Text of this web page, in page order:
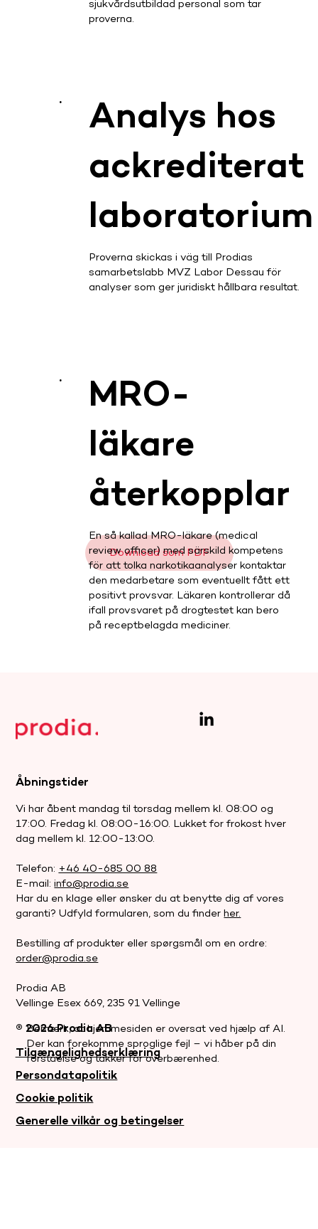
Download som PDF
sjukvårdsutbildad personal som tar
proverna.
.
Analys hos
ackrediterat
laboratorium
Proverna skickas i väg till Prodias
samarbetslabb MVZ Labor Dessau för
analyser som ger juridiskt hållbara resultat.
.
MRO-
läkare
återkopplar
En så kallad MRO-läkare (medical
review officer) med särskild kompetens
för att tolka narkotikaanalyser kontaktar
den medarbetare som eventuellt fått ett
positivt provsvar. Läkaren kontrollerar då
ifall provsvaret på drogtestet kan bero
på receptbelagda mediciner.
Stöd för
Om resultaten har upptäckt ett
pågående missbruk hjälper vi dig som
arbetsgivare med rekommendationer
behandling.
. Support
Genom hela processen finns vi på
Prodia med er för att svara på
era frågor och ge stöd.
® 2026 Prodia AB
Persondatapolitik
Cookie politik
Generelle vilkår og betingelser
Tilgængelighedserklæring
Åbningstider
Vi har åbent mandag til torsdag mellem kl. 08:00 og
17:00. Fredag kl. 08:00-16:00. Lukket for frokost hver
dag mellem kl. 12:00-13:00.
Telefon: +46 40-685 00 88
E-mail:info@prodia.se
Har du en klage eller ønsker du at benytte dig af vores
garanti? Udfyld formularen, som du finder her.
Bestilling af produkter eller spørgsmål om en ordre:
order@prodia.se
Prodia AB
Vellinge Esex 669, 235 91 Vellinge
Bemærk, at hjemmesiden er oversat ved hjælp af AI.
Der kan forekomme sproglige fejl – vi håber på din
forståelse og takker for overbærenhed.